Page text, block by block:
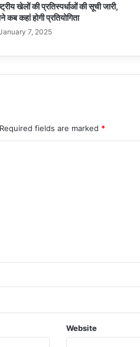
खेलों की प्रतिस्पर्धाओं की सूची जारी,
कब कहां होगी प्रतियोगिता
7, 2025
Required fields are marked *
Website